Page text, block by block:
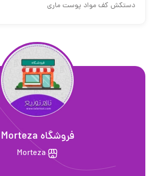
دستکش کف مواد پوست ماری
فروشگاه Morteza
Morteza